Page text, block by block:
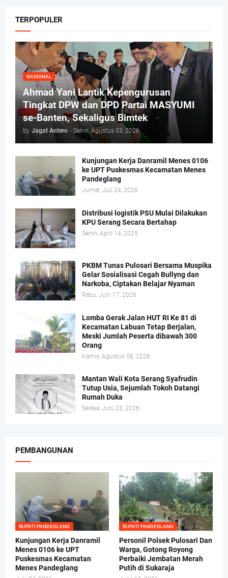
TERPOPULER
NASIONAL
Ahmad Yani Lantik Kepengurusan
Tingkat DPW dan DPD Partai MASYUMI
se-Banten, Sekaligus Bimtek
by Jagat Antero - Senin, Agustus 03, 2026
Kunjungan Kerja Danramil Menes 0106
ke UPT Puskesmas Kecamatan Menes
Pandeglang
Jumat, Juli 24, 2026
Distribusi logistik PSU Mulai Dilakukan
KPU Serang Secara Bertahap
Senin, April 14, 2025
PKBM Tunas Pulosari Bersama Muspika
Gelar Sosialisasi Cegah Bullyng dan
Narkoba, Ciptakan Belajar Nyaman
Rabu, Juni 17, 2026
Lomba Gerak Jalan HUT RI Ke 81 di
Kecamatan Labuan Tetap Berjalan,
Meski Jumlah Peserta dibawah 300
Orang
Kamis, Agustus 06, 2026
Mantan Wali Kota Serang Syafrudin
Tutup Usia, Sejumlah Tokoh Datangi
Rumah Duka
Selasa, Juni 23, 2026
PEMBANGUNAN
BUPATI PANDEGLANG
Kunjungan Kerja Danramil
Menes 0106 ke UPT
Puskesmas Kecamatan
Menes Pandeglang
BUPATI PANDEGLANG
Personil Polsek Pulosari Dan
Warga, Gotong Royong
Perbaiki Jembatan Merah
Putih di Sukaraja